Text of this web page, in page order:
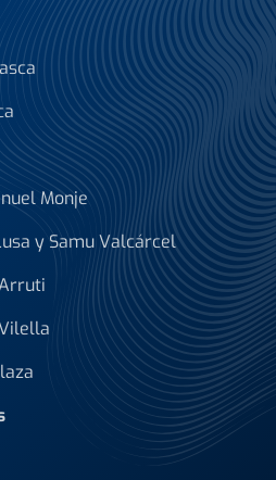
Monje
y Samu Valcárcel